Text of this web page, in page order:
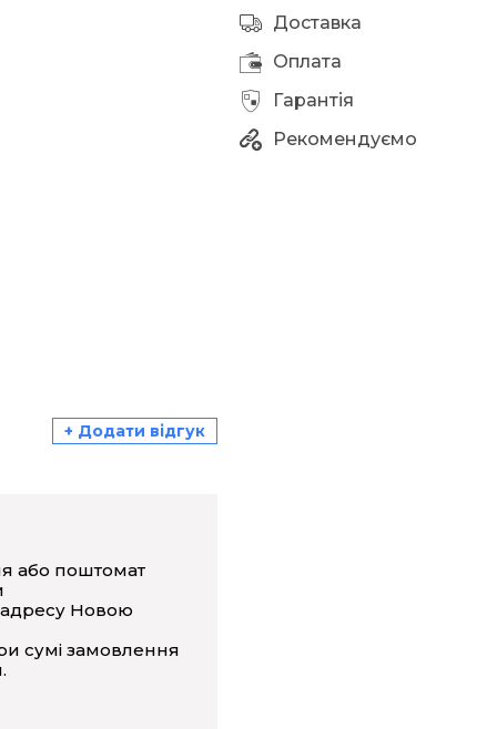
Доставка
Оплата
Гарантія
Рекомендуємо
+ Додати відгук
або поштомат
Новою
сумі замовлення